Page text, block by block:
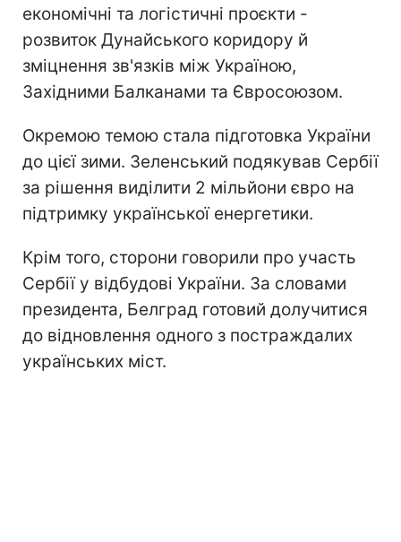
економічні та логістичні проєкти -
розвиток Дунайського коридору й
зміцнення зв'язків між Україною,
Західними Балканами та Євросоюзом.
Окремою темою стала підготовка України
до цієї зими. Зеленський подякував Сербії
за рішення виділити 2 мільйони євро на
підтримку української енергетики.
Крім того, сторони говорили про участь
Сербії у відбудові України. За словами
президента, Белград готовий долучитися
до відновлення одного з постраждалих
українських міст.